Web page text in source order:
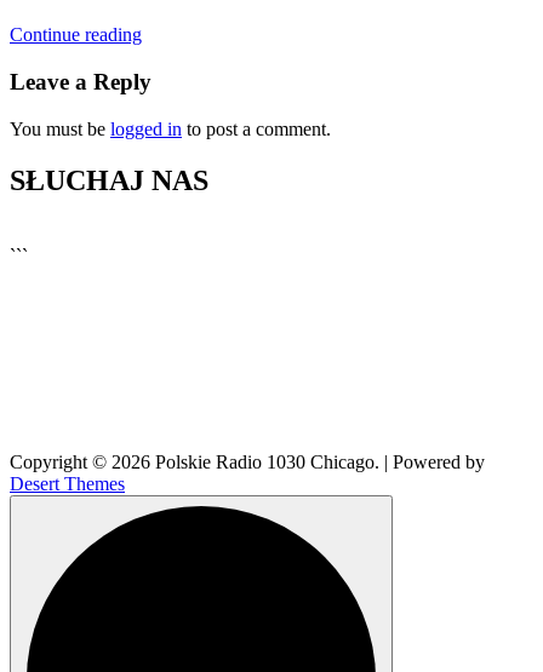
Continue reading
Leave a Reply
You must be logged in to post a comment.
SŁUCHAJ NAS
```
Copyright © 2026 Polskie Radio 1030 Chicago. | Powered by
Desert Themes